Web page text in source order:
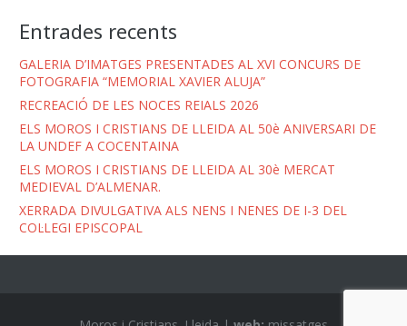
Entrades recents
GALERIA D’IMATGES PRESENTADES AL XVI CONCURS DE
FOTOGRAFIA “MEMORIAL XAVIER ALUJA”
RECREACIÓ DE LES NOCES REIALS 2026
ELS MOROS I CRISTIANS DE LLEIDA AL 50è ANIVERSARI DE
LA UNDEF A COCENTAINA
ELS MOROS I CRISTIANS DE LLEIDA AL 30è MERCAT
MEDIEVAL D’ALMENAR.
XERRADA DIVULGATIVA ALS NENS I NENES DE I-3 DEL
COL·LEGI EPISCOPAL